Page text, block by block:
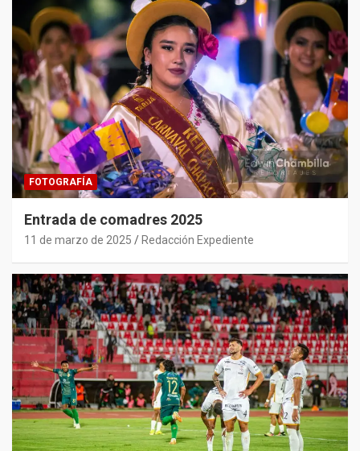
FOTOGRAFÍA
Entrada de comadres 2025
11 de marzo de 2025 Redacción Expediente